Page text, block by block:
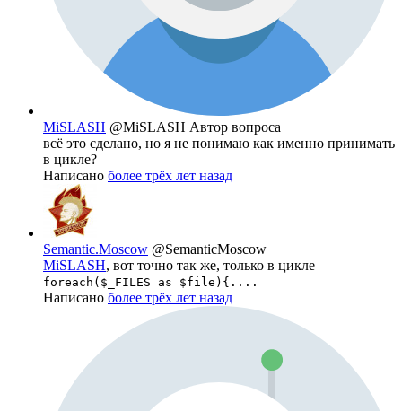
MiSLASH @MiSLASH Автор вопроса
всё это сделано, но я не понимаю как именно принимать
в цикле?
Написано более трёх лет назад
Semantic.Moscow @SemanticMoscow
MiSLASH, вот точно так же, только в цикле
foreach($_FILES as $file){....
Написано более трёх лет назад